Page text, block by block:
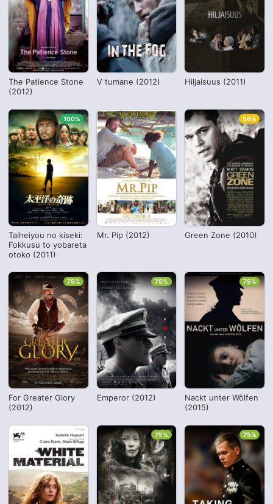
The Patience Stone
(2012)
V tumane (2012) Hiljaisuus (2011)
Taiheiyou no kiseki:
Fokkusu to yobareta
otoko (2011)
100%
Mr. Pip (2012) Green Zone (2010)
56%
For Greater Glory
(2012)
75%
Emperor (2012)
75%
Nackt unter Wölfen
(2015)
75%
75% 75%